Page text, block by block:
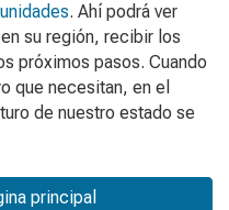
. Ahí podrá ver
su región, recibir los
próximos pasos. Cuando
que necesitan, en el
de nuestro estado se
principal